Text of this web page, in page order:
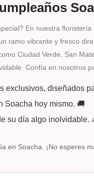
En nuestra
ramo vibrante y fresco
Ciudad Verde, San
Confía en nosotros
exclusivos, diseñados
Soacha hoy mismo. 🚚
su día algo
en Soacha. ¡No esperes